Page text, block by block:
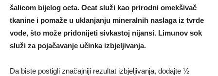
šalicom bijelog octa. Ocat služi kao prirodni omekšivač
tkanine i pomaže u uklanjanju mineralnih naslaga iz tvrde
vode, što može pridonijeti sivkastoj nijansi. Limunov sok
služi za pojačavanje učinka izbjeljivanja.
Da biste postigli značajniji rezultat izbjeljivanja, dodajte ½